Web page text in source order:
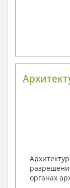
органах